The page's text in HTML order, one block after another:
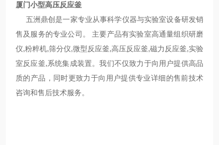
厦门小型高压反应釜
五洲鼎创是一家专业从事科学仪器与实验室设备研发销
售及服务的专业公司。 主要产品有实验室高通量组织研磨
仪,粉粹机,筛分仪,微型反应釜,高压反应釜,磁力反应釜,实验
室反应釜,系统集成装置。我们不仅致力于向用户提供高品
质的产品，同时更致力于向用户提供专业详细的售前技术
咨询和售后技术服务。